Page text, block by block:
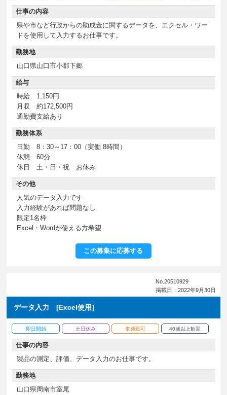
仕事の内容
県や市など行政からの助成金に関するデータを、エクセル・ワー
ドを使用して入力するお仕事です。
勤務地
山口県山口市小郡下郷
給与
時給 1,150円
月収 約172,500円
通勤費支給あり
勤務体系
日勤 8：30～17：00（実働 8時間）
休憩 60分
休日 土・日・祝 お休み
その他
人気のデータ入力です
入力経験があれば問題なし
限定1名枠
Excel・Wordが使える方希望
この募集に応募する
No.20510929
掲載日：2022年9月30日
データ入力 [Excel使用]
即日開始 土日休み 車通勤可 40歳以上歓迎
仕事の内容
製品の測定、評価、データ入力のお仕事です。
勤務地
山口県周南市室尾